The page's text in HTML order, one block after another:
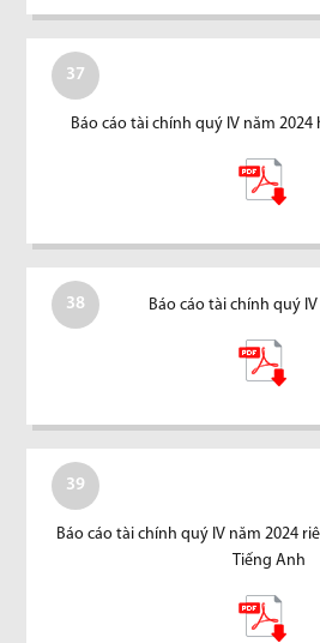
37
Báo cáo tài chính quý IV năm
38 Báo cáo tài chính quý
39
Báo cáo tài chính quý IV năm 2024
Tiếng Anh